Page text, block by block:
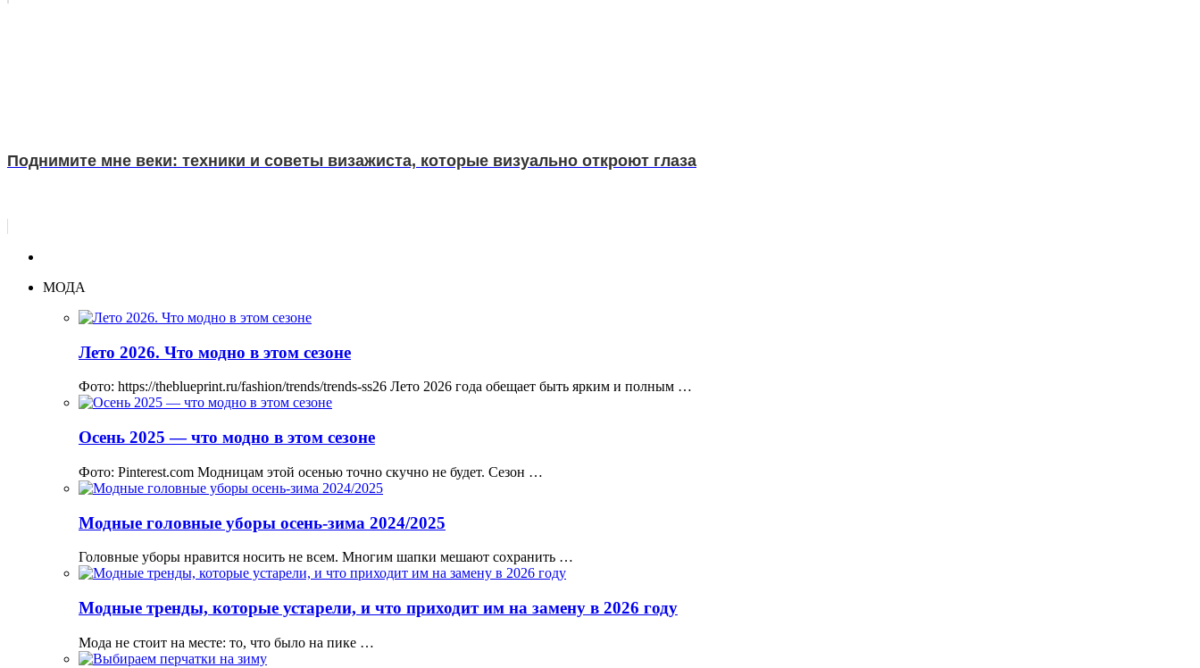
Поднимите мне веки: техники и советы визажиста, которые визуально откроют глаза
МОДА
Лето 2026. Что модно в этом сезоне
Фото: https://theblueprint.ru/fashion/trends/trends-ss26 Лето 2026 года обещает быть ярким и полным …
Осень 2025 — что модно в этом сезоне
Фото: Pinterest.com Модницам этой осенью точно скучно не будет. Сезон …
Модные головные уборы осень-зима 2024/2025
Головные уборы нравится носить не всем. Многим шапки мешают сохранить …
Модные тренды, которые устарели, и что приходит им на замену в 2026 году
Мода не стоит на месте: то, что было на пике …